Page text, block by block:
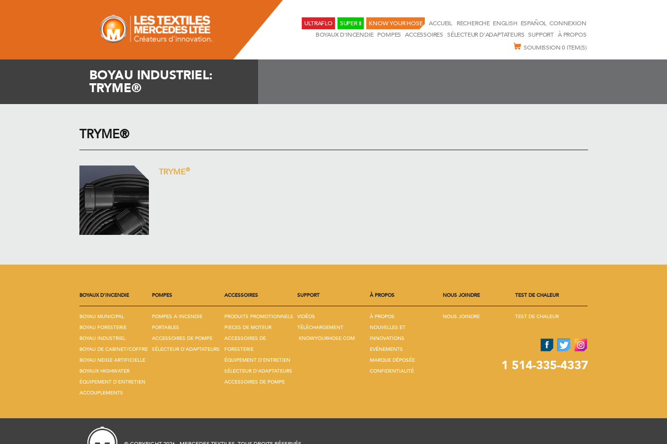
ULTRAFLO SUPER II KNOW YOUR HOSE ACCUEIL RECHERCHE ENGLISH ESPAÑOL CONNEXION
BOYAUX D'INCENDIE POMPES ACCESSOIRES SÉLECTEUR D'ADAPTATEURS SUPPORT À PROPOS
SOUMISSION0 ITEM(S)
BOYAU INDUSTRIEL:
TRYME®
TRYME®
TRYME®
BOYAUX D'INCENDIE
BOYAU MUNICIPAL
BOYAU FORESTERIE
BOYAU INDUSTRIEL
BOYAU DE CABINET/COFFRE
BOYAU NEIGE ARTIFICIELLE
BOYAUX HIGHWATER
ÉQUIPEMENT D'ENTRETIEN
ACCOUPLEMENTS
POMPES
POMPES A INCENDIE
PORTABLES
ACCESSOIRES DE POMPE
SÉLECTEUR D'ADAPTATEURS
ACCESSOIRES
PRODUITS PROMOTIONNELS
PIECES DE MOTEUR
ACCESSOIRES DE
FORESTERIE
ÉQUIPEMENT D'ENTRETIEN
SÉLECTEUR D'ADAPTATEURS
ACCESSOIRES DE POMPE
SUPPORT
VIDÉOS
TÉLÉCHARGEMENT
À PROPOS
À PROPOS
NOUVELLES ET
INNOVATIONS
EVÉNEMENTS
MARQUE DÉPOSÉE
CONFIDENTIALITÉ
NOUS JOINDRE
NOUS JOINDRE
TEST DE CHALEUR
TEST DE CHALEUR
KNOWYOURHOSE.COM
1 514-335-4337